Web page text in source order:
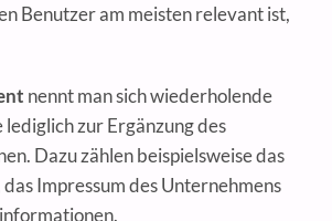
Benutzer am meisten relevant ist,
nennt mansich wiederholende
zur Ergänzung des
Dazu zählen beispielsweise das
Impressum des Unternehmens